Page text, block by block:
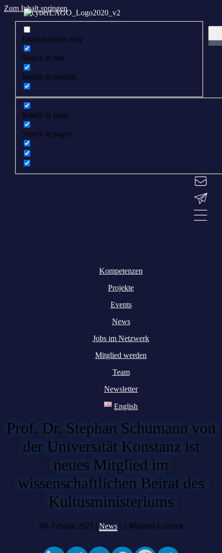
Zum Inhalt springen
Exact matches only
Search in title
Search in content
Search in posts
Search in pages
Kompetenzen
Projekte
Events
News
Jobs im Netzwerk
Mitglied werden
Team
Newsletter
English
Prof. Dr. Stephan Schumann von
der Universität Konstanz ist
neues Mitglied im
wissenschaftlichen Beirat des
Kultusministeriums
09. Februar 2021 | News| 2 Minuten Lesezeit